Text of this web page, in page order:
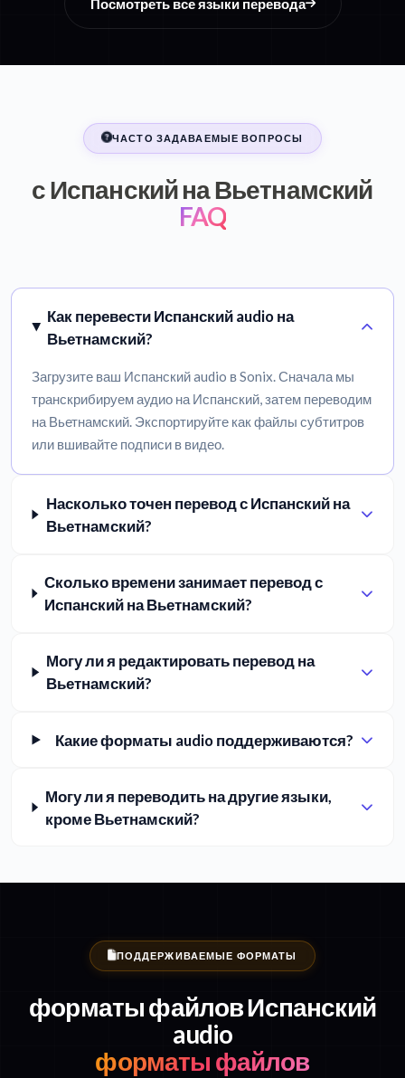
Посмотреть все языки перевода
ЧАСТО ЗАДАВАЕМЫЕ ВОПРОСЫ
с Испанский на Вьетнамский
FAQ
Как перевести Испанский audio на
Вьетнамский?
Загрузите ваш Испанский audio в Sonix. Сначала мы
транскрибируем аудио на Испанский, затем переводим
на Вьетнамский. Экспортируйте как файлы субтитров
или вшивайте подписи в видео.
Насколько точен перевод с Испанский на
Вьетнамский?
Сколько времени занимает перевод с
Испанский на Вьетнамский?
Могу ли я редактировать перевод на
Вьетнамский?
Какие форматы audio поддерживаются?
Могу ли я переводить на другие языки,
кроме Вьетнамский?
ПОДДЕРЖИВАЕМЫЕ ФОРМАТЫ
форматы файлов Испанский
audio
форматы файлов